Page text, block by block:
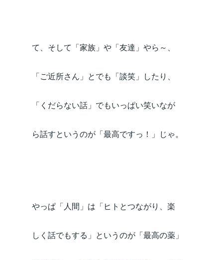
て、そして「家族」や「友達」やら～、
「ご近所さん」とでも「談笑」したり、
「くだらない話」でもいっぱい笑いなが
ら話すというのが「最高ですっ！」じゃ。
やっぱ「人間」は「ヒトとつながり、楽
しく話でもする」というのが「最高の薬」